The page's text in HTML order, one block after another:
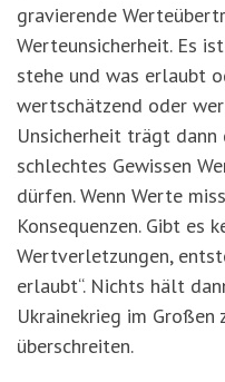
gravierende
Werteunsicherheit. Es
stehe und was erlaubt
wertschätzend oder
Unsicherheit trägt dann
schlechtes Gewissen
dürfen. Wenn Werte
Konsequenzen. Gibt es
Wertverletzungen,
erlaubt“. Nichts hält
Ukrainekrieg im Großen
überschreiten.